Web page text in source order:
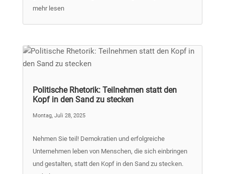
mehr lesen
Politische Rhetorik: Teilnehmen statt den
Kopf in den Sand zu stecken
Montag, Juli 28, 2025
Nehmen Sie teil! Demokratien und erfolgreiche
Unternehmen leben von Menschen, die sich einbringen
und gestalten, statt den Kopf in den Sand zu stecken.